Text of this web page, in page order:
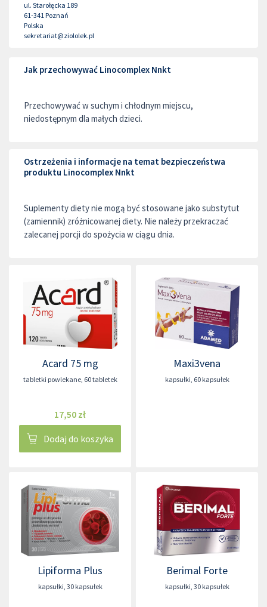
ul. Starołęcka 189
61-341Poznań
Polska
sekretariat@ziololek.pl
Jak przechowywać Linocomplex Nnkt
Przechowywać w suchym i chłodnym miejscu,
niedostępnym dla małych dzieci.
Ostrzeżenia i informacje na temat bezpieczeństwa
produktu Linocomplex Nnkt
Suplementy diety nie mogą być stosowane jako substytut
(zamiennik) zróżnicowanej diety. Nie należy przekraczać
zalecanej porcji do spożycia w ciągu dnia.
Acard 75 mg
tabletki powlekane, 60 tabletek
17,50 zł
Dodaj do koszyka
Maxi3vena
kapsułki, 60 kapsułek
Lipiforma Plus
kapsułki, 30 kapsułek
Berimal Forte
kapsułki, 30 kapsułek